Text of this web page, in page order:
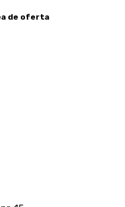
de oferta